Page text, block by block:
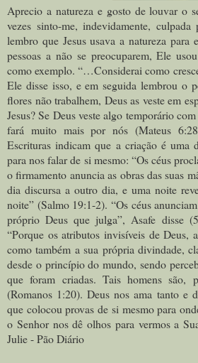
Aprecio a natureza e gosto de louvar o
vezes sinto-me, indevidamente,
lembro que Jesus usava a natureza para
pessoas a não se preocuparem, Ele
como exemplo. “…Considerai como
Ele disse isso, e em seguida lembrou o
flores não trabalhem, Deus as veste em
Jesus? Se Deus veste algo temporário
fará muito mais por nós (Mateus
Escrituras indicam que a criação é uma
para nos falar de si mesmo: “Os céus
o firmamento anuncia as obras das suas
dia discursa a outro dia, e uma noite
noite” (Salmo 19:1-2). “Os céus
próprio Deus que julga”, Asafe disse
“Porque os atributos invisíveis de Deus,
como também a sua própria divindade,
desde o princípio do mundo, sendo
que foram criadas. Tais homens são,
(Romanos 1:20). Deus nos ama tanto e
que colocou provas de si mesmo para
o Senhor nos dê olhos para vermos a
Julie - Pão Diário